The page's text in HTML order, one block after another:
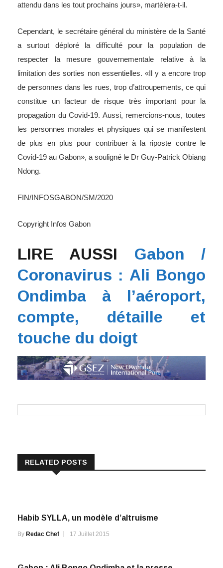
attendu dans les tout prochains jours», martèlera-t-il.
Cependant, le secrétaire général du ministère de la Santé
a surtout déploré la difficulté pour la population de
respecter la mesure gouvernementale relative à la
limitation des sorties non essentielles. «Il y a encore trop
de personnes dans les rues, trop d’attroupements, ce qui
constitue un facteur de risque très important pour la
propagation du Covid-19. Aussi, remercions-nous, toutes
les personnes morales et physiques qui se manifestent
de plus en plus pour contribuer à la riposte contre le
Covid-19 au Gabon», a souligné le Dr Guy-Patrick Obiang
Ndong.
FIN/INFOSGABON/SM/2020
Copyright Infos Gabon
LIRE AUSSI Gabon /
Coronavirus : Ali Bongo
Ondimba à l’aéroport,
compte, détaille et
touche du doigt
RELATED POSTS
Habib SYLLA, un modèle d’altruisme
By Redac Chef 17 Juillet 2015